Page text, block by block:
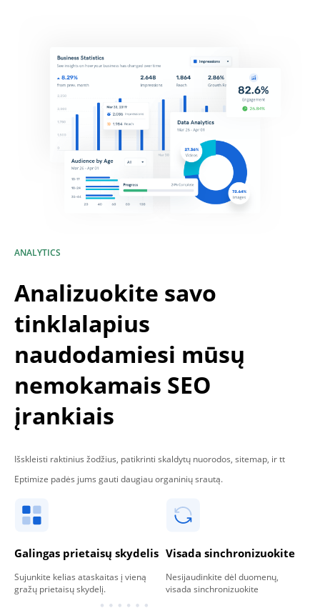
ANALYTICS
Analizuokite savo
tinklalapius
naudodamiesi mūsų
nemokamais SEO
įrankiais
Išskleisti raktinius žodžius, patikrinti skaldytų nuorodos, sitemap, ir tt
Eptimize padės jums gauti daugiau organinių srautą.
Galingas prietaisų skydelis
Sujunkite kelias ataskaitas į vieną
gražų prietaisų skydelį.
Visada sinchronizuokite
Nesijaudinkite dėl duomenų,
visada sinchronizuokite